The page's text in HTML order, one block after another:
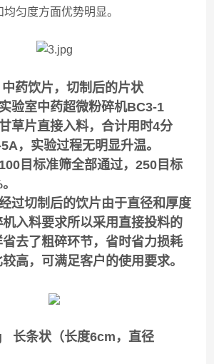
匀度方面优势明显。
饮片，切制后的片状
室中药超微粉碎机BC3-1
片直接入料，合计用时4分
，实验过程无明显升温。
目标准筛全部通过，250目标
切制后的饮片由于直径和厚度
入料要求所以采用直接投料的
去了粗碎环节，省时省力损耗
高，可满足客户的使用要求。
条状（长度6cm，直径